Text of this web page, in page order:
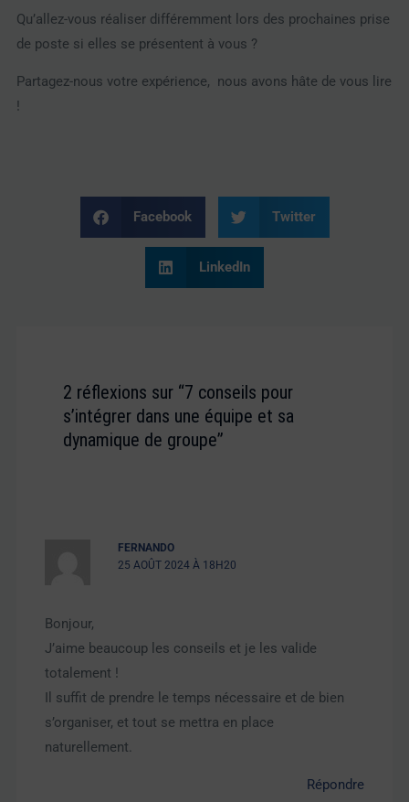
Qu’allez-vous réaliser différemment lors des prochaines prise
de poste si elles se présentent à vous ?
Partagez-nous votre expérience, nous avons hâte de vous lire
!
Facebook Twitter
LinkedIn
2 réflexions sur “7 conseils pour
s’intégrer dans une équipe et sa
dynamique de groupe”
FERNANDO
25 AOÛT 2024 À 18H20
Bonjour,
J’aime beaucoup les conseils et je les valide
totalement !
Il suffit de prendre le temps nécessaire et de bien
s’organiser, et tout se mettra en place
naturellement.
Répondre